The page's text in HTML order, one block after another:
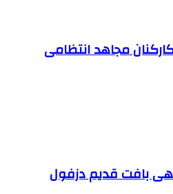
مجاهد انتظامی